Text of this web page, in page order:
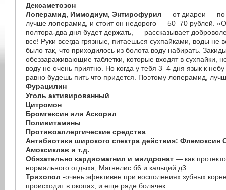
Дексаметозон
Лоперамид, Иммодиум, Энтирофурил — от диареи — по
лучше лоперамид, и стоит он недорого — 50–70 рублей.
полтора-два дня будет держать, — рассказывает
все! Руки всегда грязные, питаешься сухпайками, воды не
было так, что приходилось из болота воду набирать.
обеззараживающие таблетки, которые входят в сухпайки,
воду не очень приятно. Но когда у тебя 3–4 дня язык к
равно будешь пить что придется. Поэтому лоперамид,
Фурацилин
Уголь активированный
Цитромон
Бромгексин или Аскорил
Поливитамины
Противоаллергические средства
Антибиотики широкого спектра действия: Флемоксин
Амоксиклав и т.д.
Обязательно кардиомагнил и милдронат — как
нормального отдыха, Магнелис б6 и кальций д3
Трихопол -очень эфективен при восполениях зубных
происходит в окопах, и еще ряде болячек